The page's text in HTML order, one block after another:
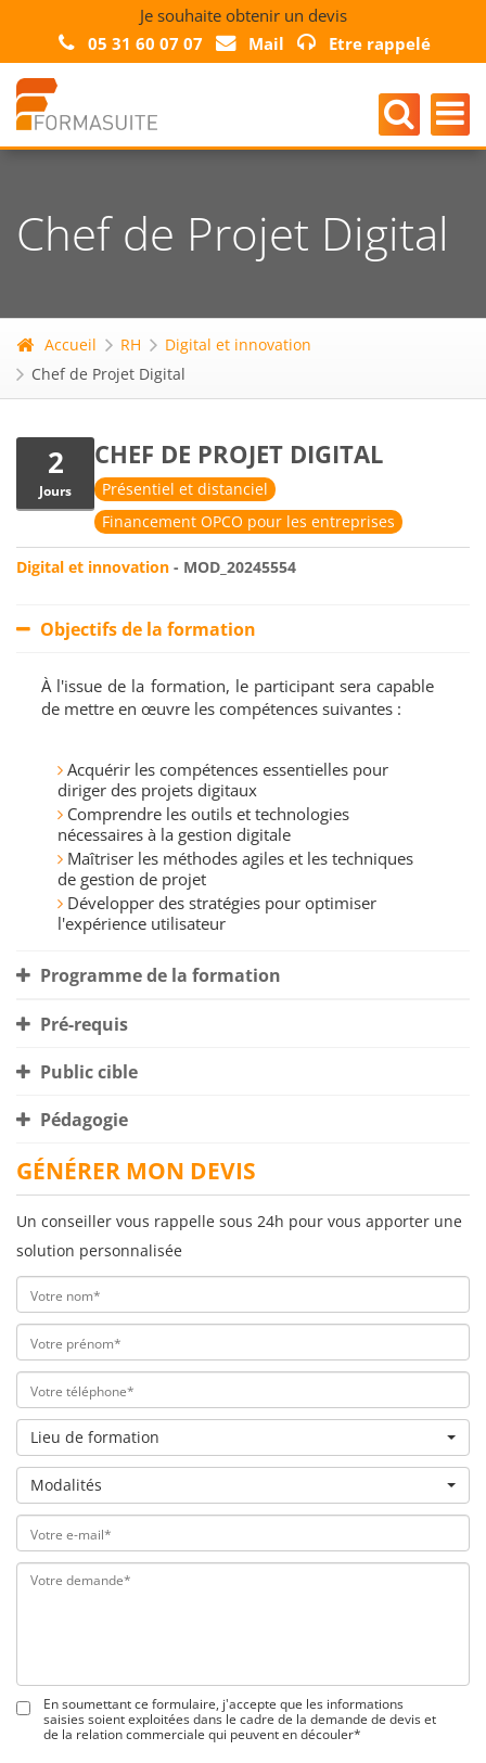
Je souhaite obtenir un devis
05 31 60 07 07
Mail Etre rappelé
Chef de Projet Digital
Accueil RH
Digital et innovation
Chef de Projet Digital
2
Jours
CHEF DE PROJET DIGITAL
Présentiel et distanciel
Financement OPCO pour les entreprises
Digital et innovation - MOD_20245554
Objectifs de la formation
À l'issue de la formation, le participant sera capable
de mettre en œuvre les compétences suivantes :
Acquérir les compétences essentielles pour
diriger des projets digitaux
Comprendre les outils et technologies
nécessaires à la gestion digitale
Maîtriser les méthodes agiles et les techniques
de gestion de projet
Développer des stratégies pour optimiser
l'expérience utilisateur
Programme de la formation
Pré-requis
Public cible
Pédagogie
GÉNÉRER MON DEVIS
Un conseiller vous rappelle sous 24h pour vous apporter une
solution personnalisée
Lieu de formation
Modalités
En soumettant ce formulaire, j'accepte que les informations
saisies soient exploitées dans le cadre de la demande de devis et
de la relation commerciale qui peuvent en découler*